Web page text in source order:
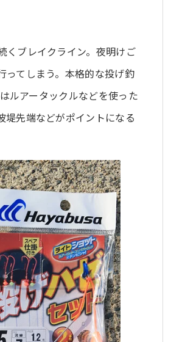
くブレイクライン。夜明けご
ってしまう。本格的な投げ釣
ルアータックルなどを使った
堤先端などがポイントになる